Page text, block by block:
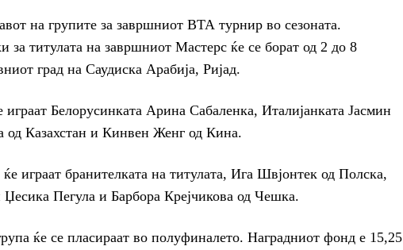
на групите за завршниот ВТА турнир во сезоната.
за титулата на завршниот Мастерс ќе се борат од 2 до 8
град на Саудиска Арабија, Ријад.
играат Белорусинката Арина Сабаленка, Италијанката Јасмин
од Казахстан и Кинвен Женг од Кина.
играат бранителката на титулата, Ига Швјонтек од Полска,
Пегула и Барбора Крејчикова од Чешка.
ќе се пласираат во полуфиналето. Наградниот фонд е 15,25